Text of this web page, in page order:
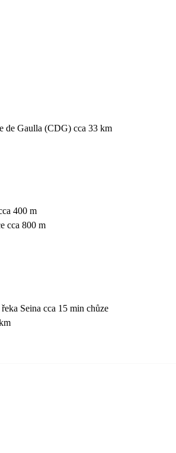
de Gaulla (CDG) cca 33 km
400 m
cca 800 m
Seina cca 15 min chůze